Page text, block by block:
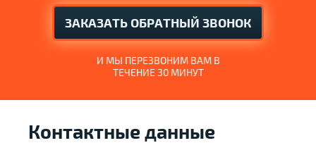
ЗАКАЗАТЬ ОБРАТНЫЙ ЗВОНОК
И МЫ ПЕРЕЗВОНИМ ВАМ В
ТЕЧЕНИЕ 30 МИНУТ
Контактные данные